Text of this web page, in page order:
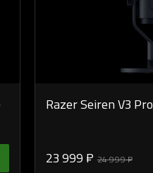
Razer Seiren V3 Pro
23 999 ₽ 24 999 ₽